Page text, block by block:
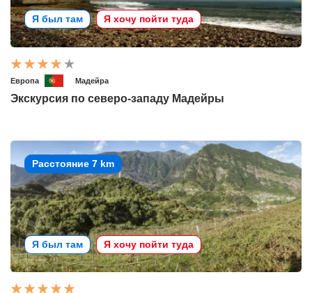
Я был там Я хочу пойти туда
Европа Мадейра
Экскурсия по северо-западу Мадейры
Расстояние 7 km
Я был там Я хочу пойти туда